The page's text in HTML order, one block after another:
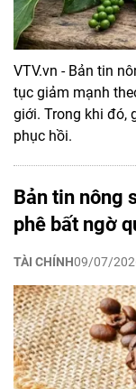
VTV.vn - Bản tin
tục giảm mạnh
giới. Trong khi đó,
phục hồi.
Bản tin nông
phê bất ngờ
TÀI CHÍNH09/07/